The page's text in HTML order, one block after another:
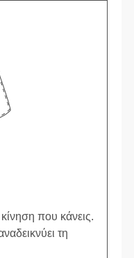
που κάνεις.
τη